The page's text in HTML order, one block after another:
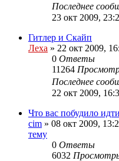
Последнее
23 окт 2009,
Гитлер и Скайп
Леха » 22 окт 2009,
0 Ответы
11264
Последнее
22 окт 2009,
Что вас побудило
cim » 08 окт 2009,
тему
0 Ответы
6032